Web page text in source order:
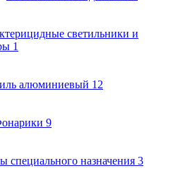
светильники и
1
алюминиевый 12
9
специального назначения 3